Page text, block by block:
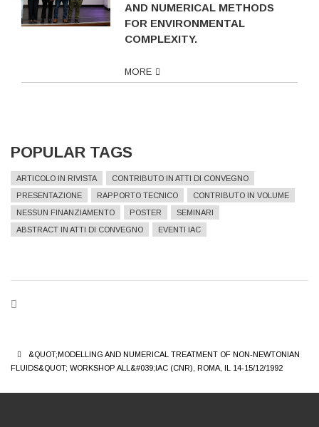
AND NUMERICAL METHODS
FOR ENVIRONMENTAL
COMPLEXITY.
MORE
POPULAR TAGS
ARTICOLO IN RIVISTA
CONTRIBUTO IN ATTI DI CONVEGNO
PRESENTAZIONE
RAPPORTO TECNICO
CONTRIBUTO IN VOLUME
NESSUN FINANZIAMENTO
POSTER
SEMINARI
ABSTRACT IN ATTI DI CONVEGNO
EVENTI IAC
BREADCRUMB
&QUOT;MODELLING AND NUMERICAL TREATMENT OF NON-NEWTONIAN
FLUIDS&QUOT; WORKSHOP ALL&#039;IAC (CNR), ROMA, IL 14-15/12/1992